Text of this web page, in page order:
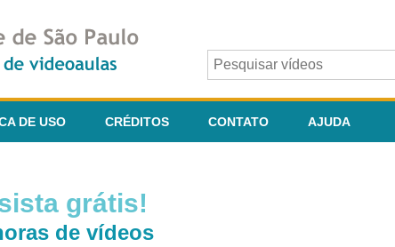
DE USO CRÉDITOS CONTATO AJUDA
grátis!
de vídeos